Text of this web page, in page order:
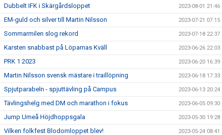
Dubbelt IFK i Skärgårdsloppet 2023-08-01 21:46
EM-guld och silver till Martin Nilsson 2023-07-21 07:15
Sommarmilen slog rekord 2023-07-18 22:37
Karsten snabbast på Löparnas Kväll 2023-06-26 22:03
PRK 1 2023 2023-06-20 16:39
Martin Nilsson svensk mästare i traillöpning 2023-06-18 17:33
Spjutparabeln - spjuttävling på Campus 2023-06-13 20:24
Tävlingshelg med DM och marathon i fokus 2023-06-05 09:30
Jump Umeå Höjdhoppsgala 2023-05-30 19:28
Vilken folkfest Blodomloppet blev! 2023-05-24 08:41